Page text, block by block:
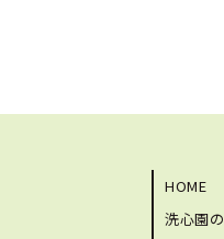
HOME
洗心園